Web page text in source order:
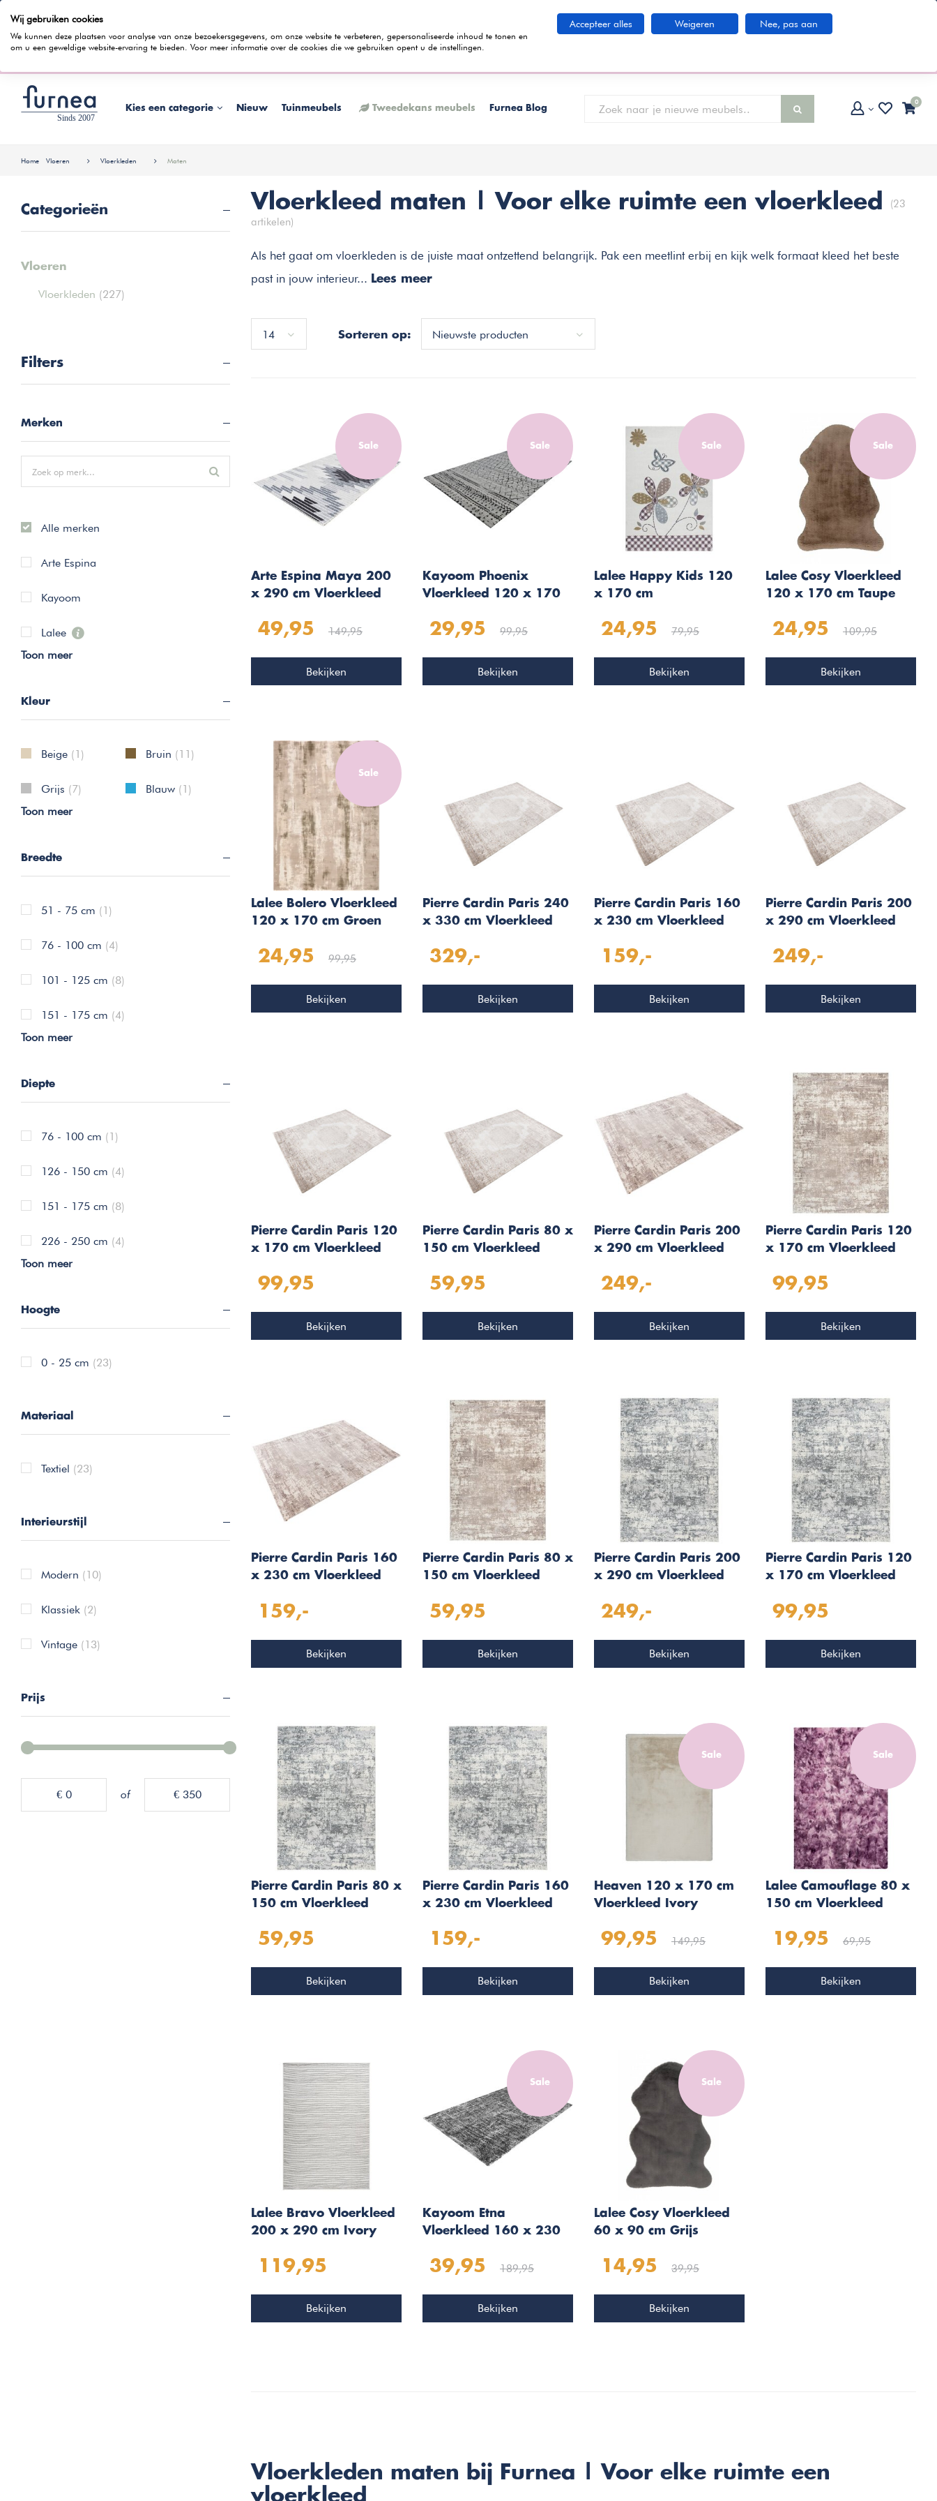
100 dagen bedenktijd
Wist je dat je ook in termijnen kunt betalen? Tijdens het bestelproces kun je kiezen voor de
Kies een categorie Nieuw Tuinmeubels Tweedekans meubels Furnea Blog
0
Home Vloeren Vloerkleden Maten
Categorieën
Vloeren
Vloerkleden (227)
Filters
Merken
Alle merken
Arte Espina
Kayoom
Lalee
Toon meer
Kleur
Beige (1) Bruin (11)
Grijs (7) Blauw (1)
Toon meer
Breedte
51 - 75 cm (1)
76 - 100 cm (4)
101 - 125 cm (8)
151 - 175 cm (4)
Toon meer
Diepte
76 - 100 cm (1)
126 - 150 cm (4)
151 - 175 cm (8)
226 - 250 cm (4)
Toon meer
Hoogte
0 - 25 cm (23)
Materiaal
Textiel (23)
Interieurstijl
Modern (10)
Klassiek (2)
Vintage (13)
Prijs
€ 0 of € 350
Vloerkleed maten | Voor elke ruimte een vloerkleed
(23
artikelen)
Als het gaat om vloerkleden is de juiste maat ontzettend belangrijk. Pak een meetlint erbij en kijk welk formaat kleed het beste
past in jouw interieur... Lees meer
14 Sorteren op: Nieuwste producten
Sale
Arte Espina Maya 200
x 290 cm Vloerkleed
49,95 149,95
Bekijken
Sale
Kayoom Phoenix
Vloerkleed 120 x 170
29,95 99,95
Bekijken
Sale
Lalee Happy Kids 120
x 170 cm
Bloemen
24,95 79,95
Bekijken
Sale
Lalee Cosy Vloerkleed
120 x 170 cm Taupe
24,95 109,95
Bekijken
Sale
Lalee Bolero Vloerkleed
120 x 170 cm Groen
24,95 99,95
Bekijken
Pierre Cardin Paris 240
x 330 cm Vloerkleed
329,-
Bekijken
Pierre Cardin Paris 160
x 230 cm Vloerkleed
159,-
Bekijken
Pierre Cardin Paris 200
x 290 cm Vloerkleed
249,-
Bekijken
Pierre Cardin Paris 120
x 170 cm Vloerkleed
99,95
Bekijken
Pierre Cardin Paris 80 x
150 cm Vloerkleed
59,95
Bekijken
Pierre Cardin Paris 200
x 290 cm Vloerkleed
249,-
Bekijken
Pierre Cardin Paris 120
x 170 cm Vloerkleed
99,95
Bekijken
Pierre Cardin Paris 160
x 230 cm Vloerkleed
159,-
Bekijken
Pierre Cardin Paris 80 x
150 cm Vloerkleed
59,95
Bekijken
Pierre Cardin Paris 200
x 290 cm Vloerkleed
249,-
Bekijken
Pierre Cardin Paris 120
x 170 cm Vloerkleed
99,95
Bekijken
Pierre Cardin Paris 80 x
150 cm Vloerkleed
59,95
Bekijken
Pierre Cardin Paris 160
x 230 cm Vloerkleed
159,-
Bekijken
Sale
Heaven 120 x 170 cm
Vloerkleed Ivory
99,95 149,95
Bekijken
Sale
Lalee Camouflage 80 x
150 cm Vloerkleed
19,95 69,95
Bekijken
Lalee Bravo Vloerkleed
200 x 290 cm Ivory
119,95
Bekijken
Sale
Kayoom Etna
Vloerkleed 160 x 230
39,95 189,95
Bekijken
Sale
Lalee Cosy Vloerkleed
60 x 90 cm Grijs
14,95 39,95
Bekijken
Vloerkleden maten bij Furnea | Voor elke ruimte een
vloerkleed
Wij gebruiken cookies
We kunnen deze plaatsen voor analyse van onze bezoekersgegevens, om onze website te verbeteren, gepersonaliseerde inhoud te tonen en
om u een geweldige website-ervaring te bieden. Voor meer informatie over de cookies die we gebruiken opent u de instellingen.
Accepteer alles Weigeren Nee, pas aan